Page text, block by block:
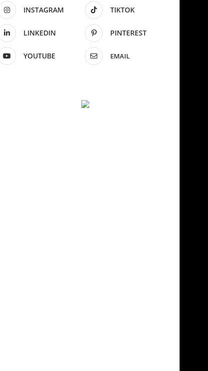
INSTAGRAM TIKTOK
LINKEDIN PINTEREST
YOUTUBE EMAIL